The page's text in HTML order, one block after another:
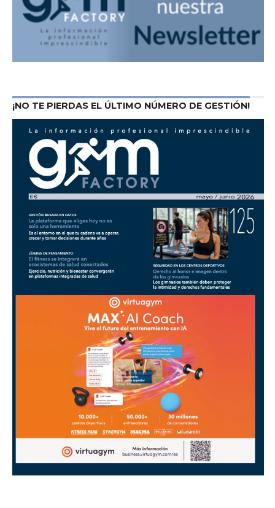
¡NO TE PIERDAS EL ÚLTIMO NÚMERO DE GESTIÓN!